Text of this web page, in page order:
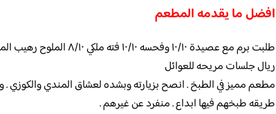
افضل ما يقدمه المطعم
ريال جلسات مريحه للعوائل
مطعم مميز في الطبخ . انصح بزيارته وبشده لعشاق المندي والكوزي .
طريقه طبخهم فيها ابداع . منفرد عن غيرهم .